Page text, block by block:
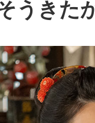
うきた